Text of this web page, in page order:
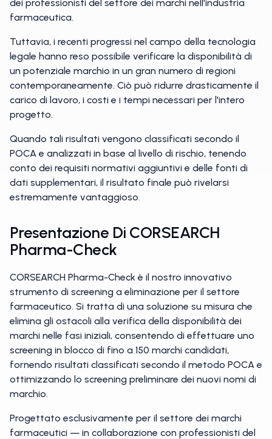
dei professionisti del settore dei marchi nell'industria
farmaceutica.
Tuttavia, i recenti progressi nel campo della tecnologia
legale hanno reso possibile verificare la disponibilità di
un potenziale marchio in un gran numero di regioni
contemporaneamente. Ciò può ridurre drasticamente il
carico di lavoro, i costi e i tempi necessari per l'intero
progetto.
Quando tali risultati vengono classificati secondo il
POCA e analizzati in base al livello di rischio, tenendo
conto dei requisiti normativi aggiuntivi e delle fonti di
dati supplementari, il risultato finale può rivelarsi
estremamente vantaggioso.
Presentazione Di CORSEARCH
Pharma-Check
CORSEARCH Pharma-Check è il nostro innovativo
strumento di screening a eliminazione per il settore
farmaceutico. Si tratta di una soluzione su misura che
elimina gli ostacoli alla verifica della disponibilità dei
marchi nelle fasi iniziali, consentendo di effettuare uno
screening in blocco di fino a 150 marchi candidati,
fornendo risultati classificati secondo il metodo POCA e
ottimizzando lo screening preliminare dei nuovi nomi di
marchio.
Progettato esclusivamente per il settore dei marchi
farmaceutici — in collaborazione con professionisti del